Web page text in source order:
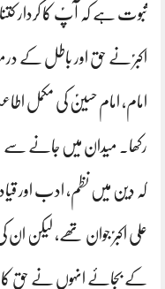
ثبوت ہے کہ آپؑ کا کردار
اکبرؑ نے حق اور باطل کے
امام، امام حسینؑ کی مکمل
رکھا۔ میدان میں جانے سے
کہ دین میں نظم، ادب اور
علی اکبرؑ جوان تھے، لیکن ان
کے بجائے انہوں نے حق کا